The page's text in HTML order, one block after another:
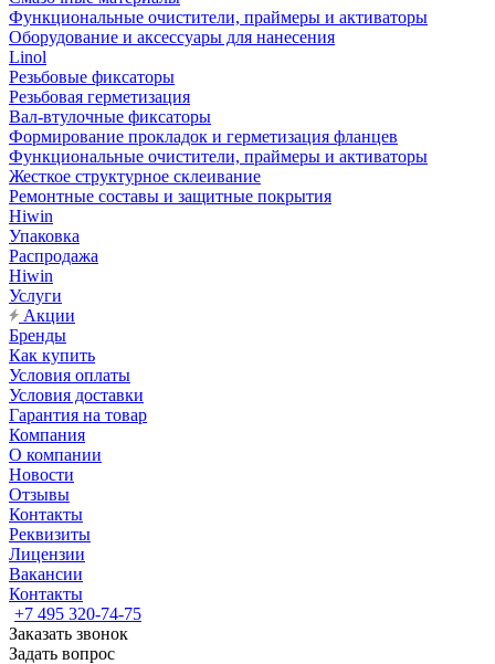
Функциональные очистители, праймеры и активаторы
Оборудование и аксессуары для нанесения
Linol
Резьбовые фиксаторы
Резьбовая герметизация
Вал-втулочные фиксаторы
Формирование прокладок и герметизация фланцев
Функциональные очистители, праймеры и активаторы
Жесткое структурное склеивание
Ремонтные составы и защитные покрытия
Hiwin
Упаковка
Распродажа
Hiwin
Услуги
Акции
Бренды
Как купить
Условия оплаты
Условия доставки
Гарантия на товар
Компания
О компании
Новости
Отзывы
Контакты
Реквизиты
Лицензии
Вакансии
Контакты
+7 495 320-74-75
Заказать звонок
Задать вопрос